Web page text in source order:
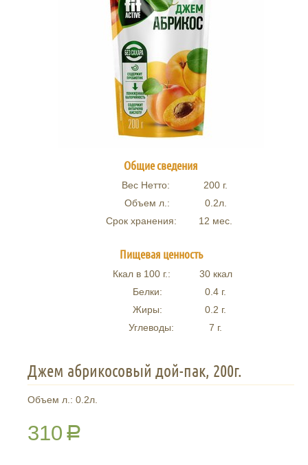
Общие сведения
Вес Нетто: 200 г.
Объем л.:
0.2л.
Срок хранения:
12 мес.
Пищевая ценность
Ккал в 100 г.: 30ккал
Белки:
0.4 г.
Жиры:
0.2 г.
Углеводы:
7 г.
Джем абрикосовый дой-пак, 200г.
Объем л.: 0.2л.
310 Р